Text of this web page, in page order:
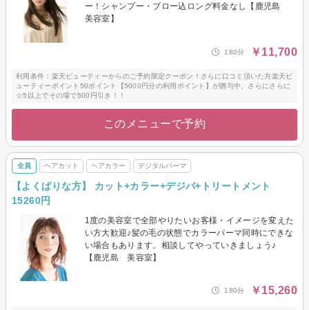
ー！シャンプー・ブロー込ロング料金なし【鹿児島
美容室】
180分 ￥11,700
利用条件：楽天ビューティーからのご予約限定クーポン！さらに口コミ頂いた方楽天ビ
ューティーポイント50ポイント【5000円分の利用ポイント】が贈与中。さらにさらに
☆5以上でその場で500円引き！！
このメニューで予約
全員 ヘアカット ヘアカラー デジタルパーマ
【よくばりな方】 カット+カラー+デジパ+トリートメント
15260円
1度の美容室で全部やりたいお客様・イメージを変えた
い方大歓迎♪髪の毛の状態でカラーパーマ同時にできな
い場合もあります。相談してやっていきましょう♪
【鹿児島 美容室】
180分 ￥15,260